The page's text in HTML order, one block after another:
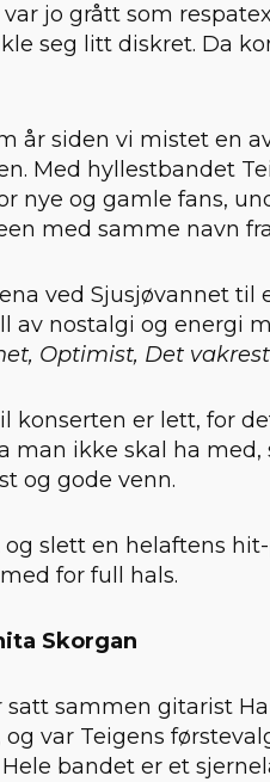
jo grått som
seg litt diskret. Da
år siden vi mistet en
Med hyllestbandet
nye og gamle fans,
med samme navn fra
ved Sjusjøvannet
av nostalgi og energi
Optimist, Det
konserten er lett, for
man ikke skal ha med,
og gode venn.
slett en helaftens
for full hals.
Skorgan
satt sammen gitarist
var Teigens
bandet er et